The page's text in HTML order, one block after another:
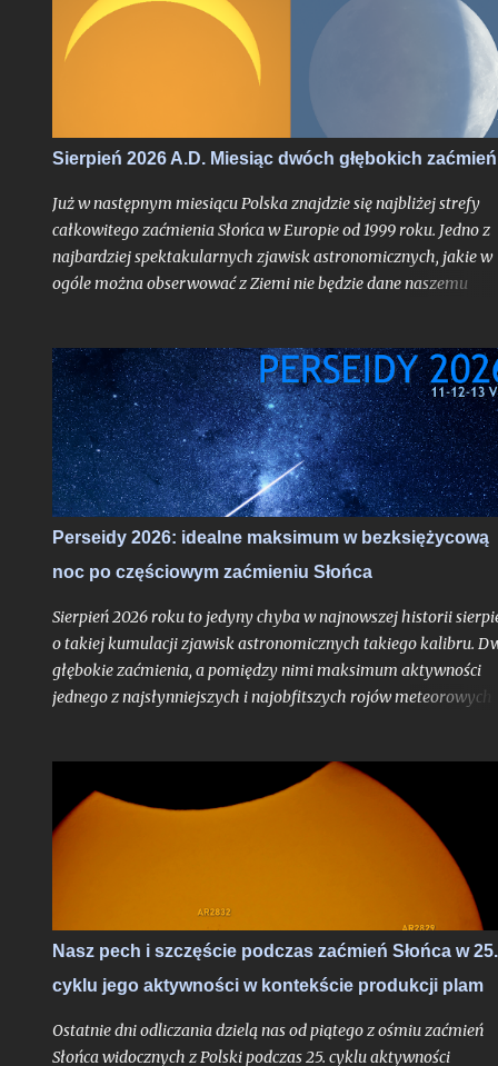
przypadek takiego sierpnia, który wiązałby się z
kumulacją wspaniałości na skalę jak w 2026 roku. O ile bowiem
najsłynniejszy rój meteorów nie jest dla tego miesiąca
tyle fakt, że będzie on otoczony bardzo głębokimi zaćmieniami
zarówno Słońca jak i Księżyca - to już nawarstwienie zjawisk
wielkiego kalibru na skalę, jakiej chyba nikt z nas jeszcze nie
doświadczył.
Sierpień 2026 A.D. Miesiąc dwóch głębokich zaćmień
Już w następnym miesiącu Polska znajdzie się najbliżej strefy
całkowitego zaćmienia Słońca w Europie od 1999 roku. Jedno z
najbardziej spektakularnych zjawisk astronomicznych, jakie w
ogóle można obserwować z Ziemi nie będzie dane naszemu
który obszar kontynentu chodzi - spektakl ten rozegra się
innymi nad Hiszpanią. Choć faza całkowita z Polski
nie będzie, tak duża bliskość względem pasa jej widoczności
oznacza nieuchronnie, że znajdziemy się w strefie zaćmienia
częściowego o bardzo głębokiej fazie maksymalnej
do aż 87%, gdy Słońce stanie się cienkim sierpem. Jako, że
zaćmienia chodzą parami - nieco ponad dwa tygodnie od
gdy nasz satelita osiągnie pełnię czeka nas częściowe zaćmienie
Księżyca - znów o bardzo głębokiej fazie maksymalnej. Oba te
zaćmienie Słońc...
Perseidy 2026: idealne maksimum w bezksiężycową
noc po częściowym zaćmieniu Słońca
Sierpień 2026 roku to jedyny chyba w najnowszej historii
o takiej kumulacji zjawisk astronomicznych takiego kalibru.
głębokie zaćmienia, a pomiędzy nimi maksimum aktywności
jednego z najsłynniejszych i najobfitszych rojów meteorowych
trudne do przebicia otwarcie nowego sezonu z nocami
astronomicznymi. Do pełni szczęścia brakowałby chyba tylko
zorzy polarnej, ale jak pokazało maksimum Perseidów sprzed
dwóch lat - nawet takie scenariusze bywają realne. Po
zachęcie do obserwacji sierpniowych zaćmień zapraszam na
wskazówek odnośnie najbardziej lubianego przez amatorów
wakacyjnego roju meteorów, których tylko w jedną noc
ujrzeć więcej, niż większość ludzi zobaczy przez całe życie.
Oczywiście jak zawsze pod głównym warunkiem: jeśli
Nasz pech i szczęście podczas zaćmień Słońca w 25.
cyklu jego aktywności w kontekście produkcji plam
Ostatnie dni odliczania dzielą nas od piątego z ośmiu zaćmień
Słońca widocznych z Polski podczas 25. cyklu aktywności